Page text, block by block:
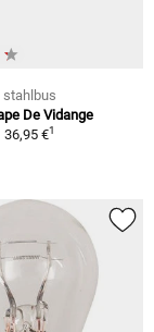
stahlbus
De Vidange
36,95 €1